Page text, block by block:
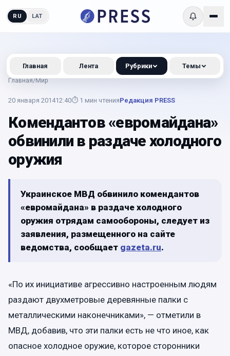
RU LAT
Главная/Мир
20 января 201412:40⏱ 1 мин чтенияРедакция PRESS
Комендантов «евромайдана»
обвинили в раздаче холодного
оружия
Украинское МВД обвинило комендантов
«евромайдана» в раздаче холодного
оружия отрядам самообороны, следует из
заявления, размещенного на сайте
ведомства, сообщает gazeta.ru.
«По их инициативе агрессивно настроенным людям
раздают двухметровые деревянные палки с
металлическими наконечниками», — отметили в
МВД, добавив, что эти палки есть не что иное, как
опасное холодное оружие, которое сторонники
Главная Лента Рубрики Темы